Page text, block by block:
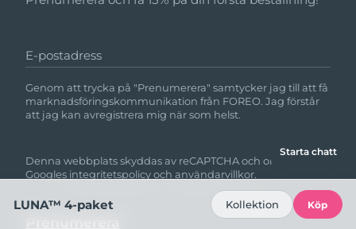
E-postadress
Genom att trycka på "Prenumerera" samtycker jag till att få
marknadsföringskommunikation från FOREO. Jag förstår
att jag kan avregistrera mig när som helst.
Denna webbplats skyddas av reCAPTCHA och omfattas av
Googles integritetspolicyoch användarvillkor.
Starta chatt
LUNA™ 4-paket Kollektion Köp